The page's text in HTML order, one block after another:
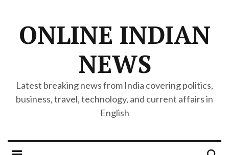
ONLINE INDIAN
NEWS
Latest breaking news from India covering politics,
business, travel, technology, and current affairs in
English